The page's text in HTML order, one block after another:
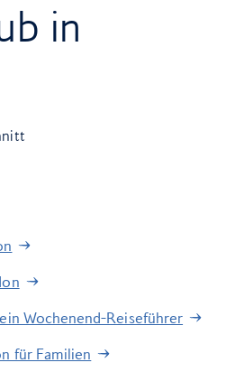
in
Wochenend-Reiseführer
für Familien